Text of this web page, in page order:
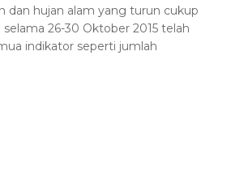
dan hujan alam yang turun cukup
26-30 Oktober 2015 telah
indikator seperti jumlah